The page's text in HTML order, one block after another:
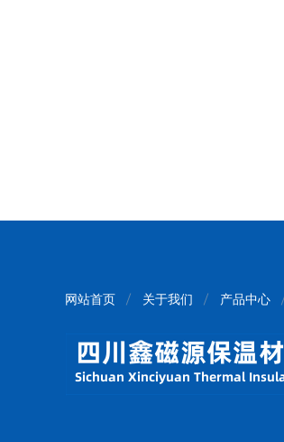
网站首页 关于我们 产品中心